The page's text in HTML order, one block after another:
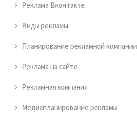
Реклама Вконтакте
Виды рекламы
Планирование рекламной компании
Реклама на сайте
Рекламная компания
Медиапланирование рекламы